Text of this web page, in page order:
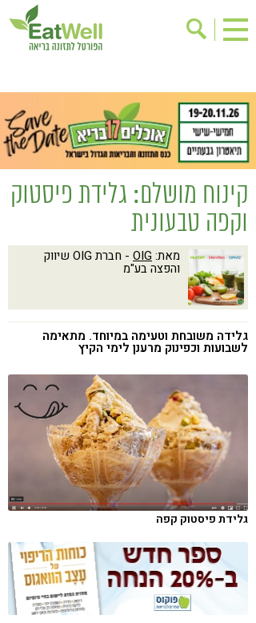
בישול בריא
אינדקס עסקים
ריפוי ומניעת מחלות
בריאות האישה
תוספי תזונה
מתכוני בריאות
אירועים
שינוי תזונתי
גישות בתזונה
ניקוי רעלים
מזונות על
ילדים
רגישות לגלוטן
טעים להכיר
קורונה
טבעונות
קינוח מושלם: גלידת פיסטוק
וקפה טבעונית
מאת: OIG - חברת OIG שיווק
והפצה בע"מ
גלידה משובחת וטעימה במיוחד. מתאימה
לשבועות וכפינוק מרענן לימי הקיץ
גלידת פיסטוק קפה